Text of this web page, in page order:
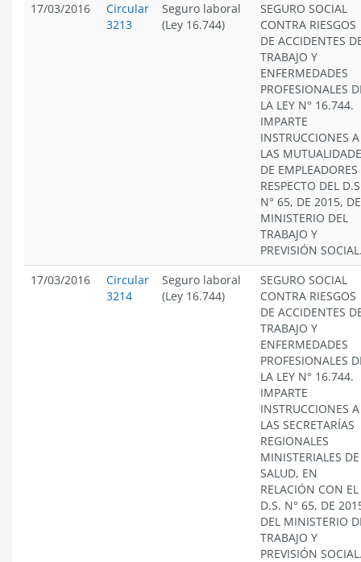
17/03/2016
Circular
3213
Seguro laboral
(Ley 16.744)
SEGURO SOCIAL
CONTRA RIESGOS
DE ACCIDENTES
TRABAJO Y
ENFERMEDADES
PROFESIONALES
LA LEY N° 16.744.
IMPARTE
INSTRUCCIONES A
LAS
DE EMPLEADORES
RESPECTO DEL
N° 65, DE 2015,
MINISTERIO DEL
TRABAJO Y
PREVISIÓN
17/03/2016
Circular
3214
Seguro laboral
(Ley 16.744)
SEGURO SOCIAL
CONTRA RIESGOS
DE ACCIDENTES
TRABAJO Y
ENFERMEDADES
PROFESIONALES
LA LEY N° 16.744.
IMPARTE
INSTRUCCIONES A
LAS SECRETARÍAS
REGIONALES
MINISTERIALES DE
SALUD, EN
RELACIÓN CON EL
D.S. N° 65, DE
DEL MINISTERIO
TRABAJO Y
PREVISIÓN